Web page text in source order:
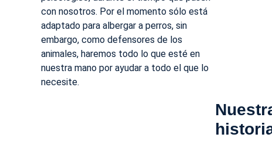
con nosotros. Por el momento sólo está
adaptado para albergar a perros, sin
embargo, como defensores de los
animales, haremos todo lo que esté en
nuestra mano por ayudar a todo el que lo
necesite.